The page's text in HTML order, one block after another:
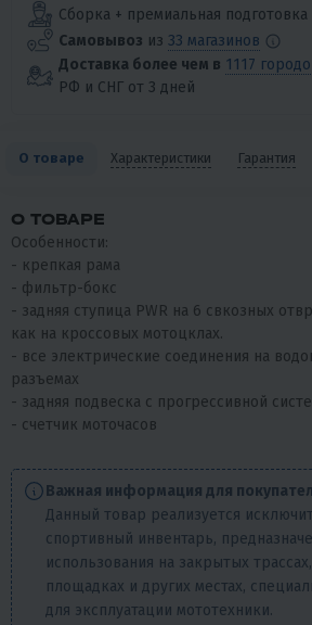
Сборка + премиальная подготовка
Самовывоз из 33 магазинов
Доставка более чем в 1117
РФ и СНГ от 3 дней
О товаре Характеристики Гарантия
О ТОВАРЕ
Особенности:
- крепкая рама
- фильтр-бокс
- задняя ступица PWR на 6 свкозных
как на кроссовых мотоцклах.
- все электрические соединения на
разъемах
- задняя подвеска с прогрессивной
- счетчик моточасов
Важная информация для
Данный товар реализуется
спортивный инвентарь,
использования на закрытых
площадках и других местах,
для эксплуатации мототехники.